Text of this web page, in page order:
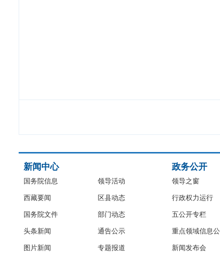
新闻中心
国务院信息
西藏要闻
国务院文件
头条新闻
图片新闻
领导活动
区县动态
部门动态
通告公示
专题报道
政务公开
领导之窗
行政权力运行
五公开专栏
重点领域信息
新闻发布会